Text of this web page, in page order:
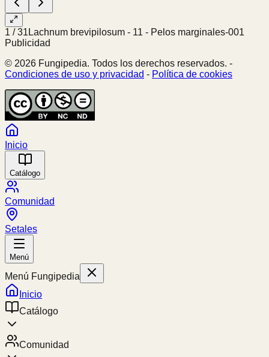
1 /31 Lachnum brevipilosum - 11 - Pelos marginales-001
Publicidad
© 2026 Fungipedia. Todos los derechos reservados. -
Condiciones de uso y privacidad - Política de cookies
Inicio
Catálogo
Comunidad
Setales
Menú
Menú Fungipedia
Inicio
Catálogo
Comunidad